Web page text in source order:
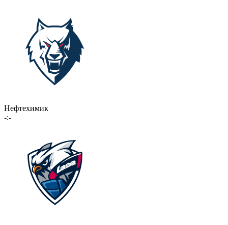
Нефтехимик
-:-